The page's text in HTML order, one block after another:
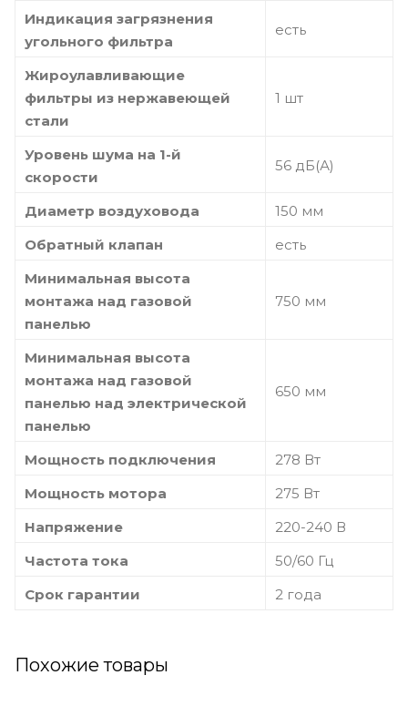
Индикация загрязнения
угольного фильтра
есть
Жироулавливающие
фильтры из нержавеющей
стали
1 шт
Уровень шума на 1-й
скорости
56 дБ(А)
Диаметр воздуховода
150 мм
Обратный клапан
есть
Минимальная высота
монтажа над газовой
панелью
750 мм
Минимальная высота
монтажа над газовой
панелью над электрической
панелью
650 мм
Мощность подключения
278 Вт
Мощность мотора
275 Вт
Напряжение
220-240 В
Частота тока
50/60 Гц
Срок гарантии
2 года
Похожие товары